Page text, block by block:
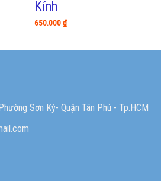
Kính
650.000₫
Sơn Kỳ- Quận Tân Phú - Tp.HCM